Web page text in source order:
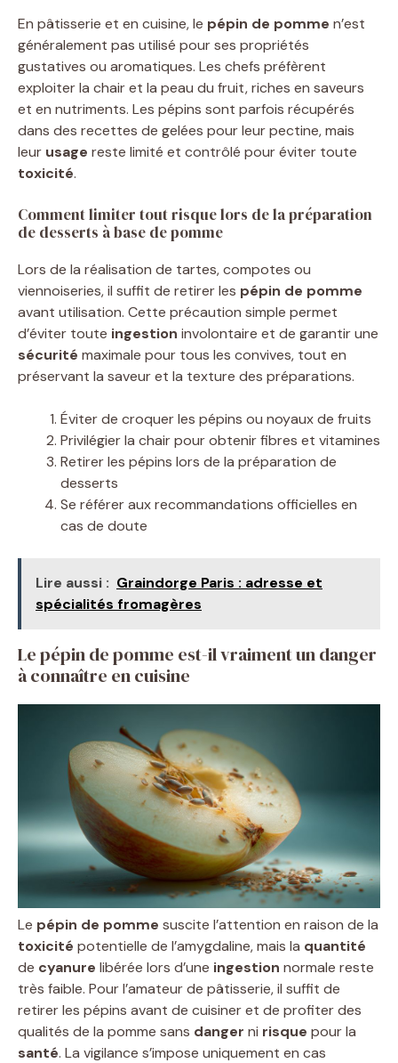
En pâtisserie et en cuisine, le pépin de pomme n’est
généralement pas utilisé pour ses propriétés
gustatives ou aromatiques. Les chefs préfèrent
exploiter la chair et la peau du fruit, riches en saveurs
et en nutriments. Les pépins sont parfois récupérés
dans des recettes de gelées pour leur pectine, mais
leur usage reste limité et contrôlé pour éviter toute
toxicité.
Comment limiter tout risque lors de la préparation
de desserts à base de pomme
Lors de la réalisation de tartes, compotes ou
viennoiseries, il suffit de retirer les pépin de pomme
avant utilisation. Cette précaution simple permet
d’éviter toute ingestion involontaire et de garantir une
sécurité maximale pour tous les convives, tout en
préservant la saveur et la texture des préparations.
Éviter de croquer les pépins ou noyaux de fruits
Privilégier la chair pour obtenir fibres et vitamines
Retirer les pépins lors de la préparation de
desserts
Se référer aux recommandations officielles en
cas de doute
Lire aussi : Graindorge Paris : adresse et
spécialités fromagères
Le pépin de pomme est-il vraiment un danger
à connaître en cuisine
Le pépin de pomme suscite l’attention en raison de la
toxicité potentielle de l’amygdaline, mais la quantité
de cyanure libérée lors d’une ingestion normale reste
très faible. Pour l’amateur de pâtisserie, il suffit de
retirer les pépins avant de cuisiner et de profiter des
qualités de la pomme sans danger ni risque pour la
santé. La vigilance s’impose uniquement en cas